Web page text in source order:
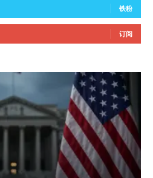
铁粉
订阅